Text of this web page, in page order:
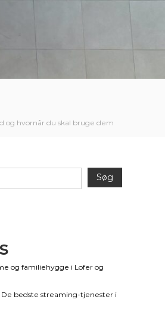
og hvornår du skal bruge dem
Søg
og familiehygge i Lofer og
De bedste streaming-tjenester i